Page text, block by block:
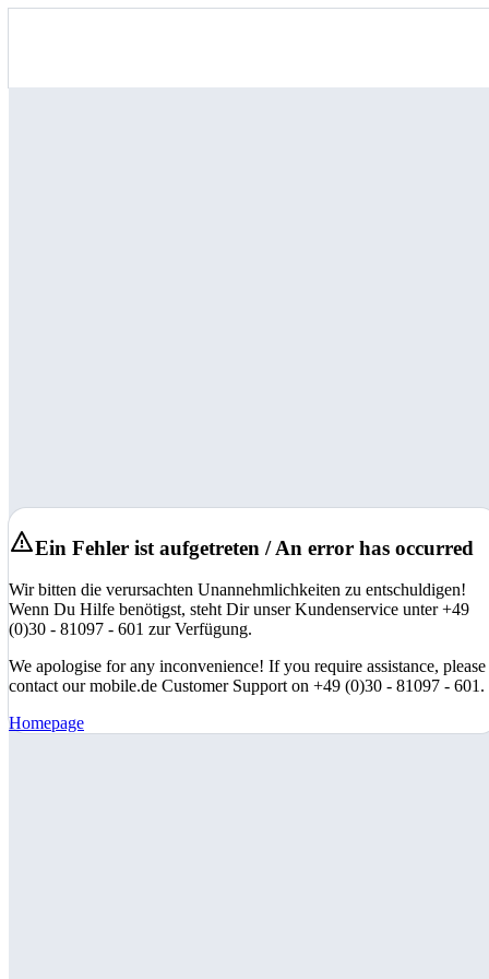
Ein Fehler ist aufgetreten / An error has occurred
Wir bitten die verursachten Unannehmlichkeiten zu entschuldigen!
Wenn Du Hilfe benötigst, steht Dir unser Kundenservice unter +49
(0)30 - 81097 - 601 zur Verfügung.
We apologise for any inconvenience! If you require assistance, please
contact our mobile.de Customer Support on +49 (0)30 - 81097 - 601.
Homepage